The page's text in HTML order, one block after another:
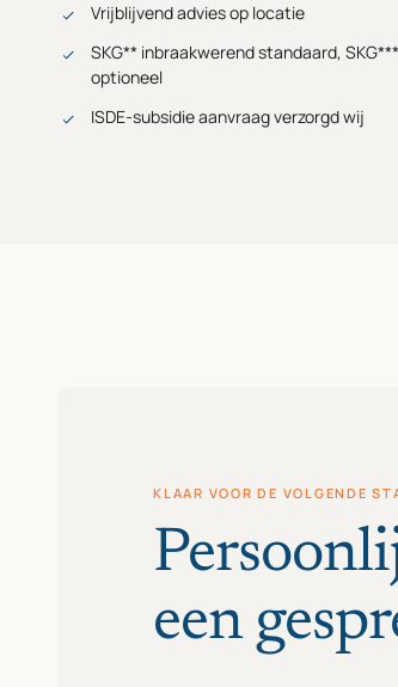
Vrijblijvend advies op locatie
SKG** inbraakwerend standaard, SKG***
optioneel
ISDE-subsidie aanvraag verzorgd wij
KLAAR VOOR DE VOLGENDE
een